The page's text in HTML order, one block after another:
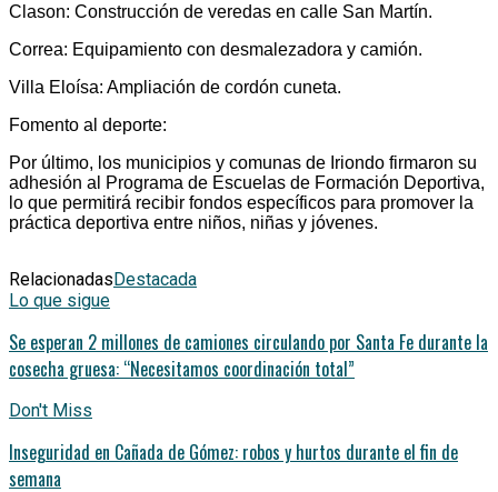
Clason: Construcción de veredas en calle San Martín.
Correa: Equipamiento con desmalezadora y camión.
Villa Eloísa: Ampliación de cordón cuneta.
Fomento al deporte:
Por último, los municipios y comunas de Iriondo firmaron su
adhesión al Programa de Escuelas de Formación Deportiva,
lo que permitirá recibir fondos específicos para promover la
práctica deportiva entre niños, niñas y jóvenes.
RelacionadasDestacada
Lo que sigue
Se esperan 2 millones de camiones circulando por Santa Fe durante la
cosecha gruesa: “Necesitamos coordinación total”
Don't Miss
Inseguridad en Cañada de Gómez: robos y hurtos durante el fin de
semana